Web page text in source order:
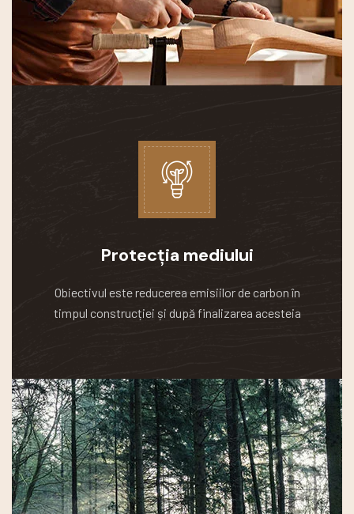
Protecția mediului
Obiectivul este reducerea emisiilor de carbon în
timpul construcției și după finalizarea acesteia